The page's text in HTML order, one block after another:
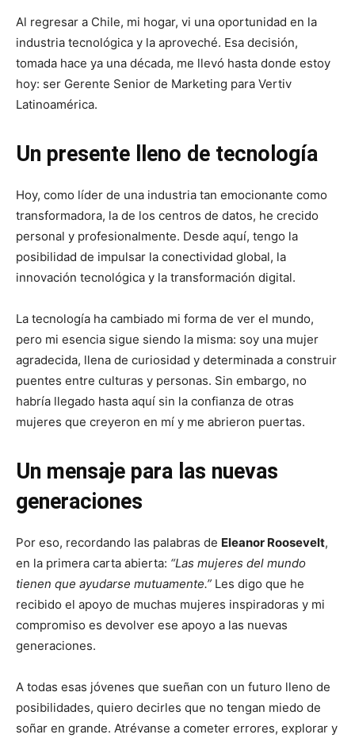
Al regresar a Chile, mi hogar, vi una oportunidad en la
industria tecnológica y la aproveché. Esa decisión,
tomada hace ya una década, me llevó hasta donde estoy
hoy: ser Gerente Senior de Marketing para Vertiv
Latinoamérica.
Un presente lleno de tecnología
Hoy, como líder de una industria tan emocionante como
transformadora, la de los centros de datos, he crecido
personal y profesionalmente. Desde aquí, tengo la
posibilidad de impulsar la conectividad global, la
innovación tecnológica y la transformación digital.
La tecnología ha cambiado mi forma de ver el mundo,
pero mi esencia sigue siendo la misma: soy una mujer
agradecida, llena de curiosidad y determinada a construir
puentes entre culturas y personas. Sin embargo, no
habría llegado hasta aquí sin la confianza de otras
mujeres que creyeron en mí y me abrieron puertas.
Un mensaje para las nuevas
generaciones
Por eso, recordando las palabras de Eleanor Roosevelt,
en la primera carta abierta: “Las mujeres del mundo
tienen que ayudarse mutuamente.” Les digo que he
recibido el apoyo de muchas mujeres inspiradoras y mi
compromiso es devolver ese apoyo a las nuevas
generaciones.
A todas esas jóvenes que sueñan con un futuro lleno de
posibilidades, quiero decirles que no tengan miedo de
soñar en grande. Atrévanse a cometer errores, explorar y